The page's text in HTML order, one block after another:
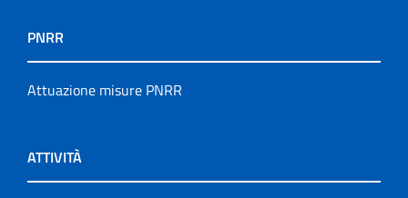
PNRR
Attuazione misure PNRR
ATTIVITÀ